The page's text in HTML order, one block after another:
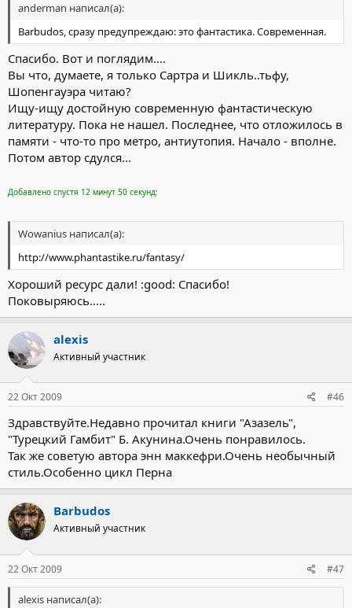
anderman написал(а):
Barbudos, сразу предупреждаю: это фантастика. Современная.
Спасибо. Вот и поглядим....
Вы что, думаете, я только Сартра и Шикль..тьфу,
Шопенгауэра читаю?
Ищу-ищу достойную современную фантастическую
литературу. Пока не нашел. Последнее, что отложилось в
памяти - что-то про метро, антиутопия. Начало - вполне.
Потом автор сдулся...
Добавлено спустя 12 минут 50 секунд:
Wowanius написал(а):
http://www.phantastike.ru/fantasy/
Хороший ресурс дали! :good: Спасибо!
Поковыряюсь.....
alexis
Активный участник
22 Окт 2009 #46
Здравствуйте.Недавно прочитал книги "Азазель",
"Турецкий Гамбит" Б. Акунина.Очень понравилось.
Так же советую автора энн маккефри.Очень необычный
стиль.Особенно цикл Перна
Barbudos
Активный участник
22 Окт 2009 #47
alexis написал(а):